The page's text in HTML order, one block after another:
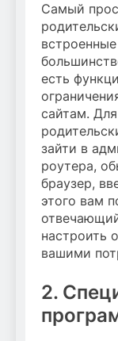
Самый
есть
сайтам.
зайти в
роутера,
браузер,
этого вам
настроить
вашими
2.